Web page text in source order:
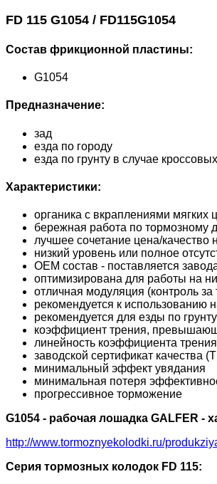
FD 115 G1054 / FD115G1054
Состав фрикционной пластины:
G1054
Предназначение:
зад
езда по городу
езда по грунту в случае
Характеристики:
органика с вкраплениями мягких
бережная работа по тормозному
лучшее сочетание цена/качество
низкий уровень или полное
OEM состав - поставляется
оптимизирована для работы на
отличная модуляция (контроль
рекомендуется к использованию
рекомендуется для езды по грунту
коэффициент трения,
линейность коэффициента
заводской сертификат качества
минимальный эффект увядания
минимальная потеря
прогрессивное торможение
G1054 - рабочая лошадка GALFER -
http://www.tormoznyekolodki.ru/
Серия тормозных колодок FD 115: